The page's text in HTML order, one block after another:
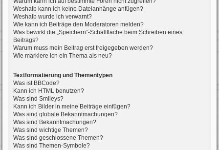
Weshalb kann ich keine Dateianhänge anfügen?
Weshalb wurde ich verwarnt?
Wie kann ich Beiträge den Moderatoren melden?
Was bewirkt die „Speichern“-Schaltfläche beim Schreiben eines
Beitrags?
Warum muss mein Beitrag erst freigegeben werden?
Wie markiere ich ein Thema als neu?
Textformatierung und Thementypen
Was ist BBCode?
Kann ich HTML benutzen?
Was sind Smileys?
Kann ich Bilder in meine Beiträge einfügen?
Was sind globale Bekanntmachungen?
Was sind Bekanntmachungen?
Was sind wichtige Themen?
Was sind geschlossene Themen?
Was sind Themen-Symbole?